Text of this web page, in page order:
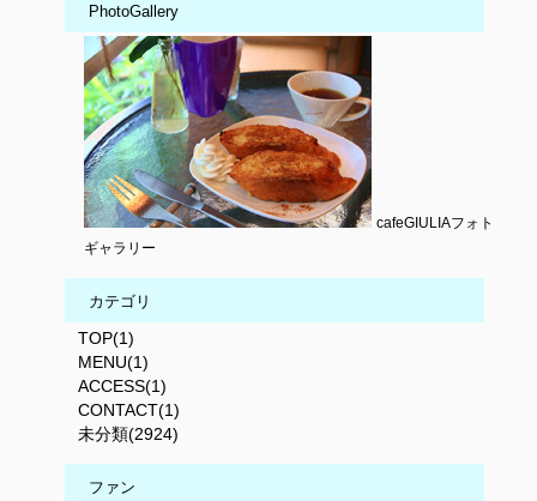
PhotoGallery
cafeGIULIAフォト
ギャラリー
カテゴリ
TOP(1)
MENU(1)
ACCESS(1)
CONTACT(1)
未分類(2924)
ファン